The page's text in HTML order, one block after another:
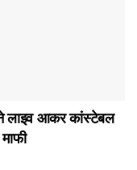
लाइव आकर कांस्टेबल